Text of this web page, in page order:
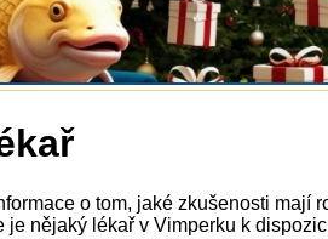
o tom, jaké zkušenosti mají
je nějaký lékař v Vimperku k